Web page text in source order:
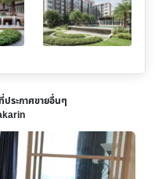
ประกาศขายอื่นๆ